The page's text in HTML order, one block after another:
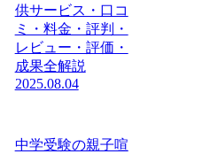
供サービス・口コ
ミ・料金・評判・
レビュー・評価・
成果全解説
2025.08.04
中学受験の親子喧